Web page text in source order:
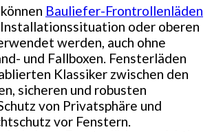
Bauliefer-Frontrollenläden
oder oberen
werden, auch ohne
und Fallboxen. Fensterläden
Klassiker zwischen den
sicheren und robusten
von Privatsphäre und
vor Fenstern.